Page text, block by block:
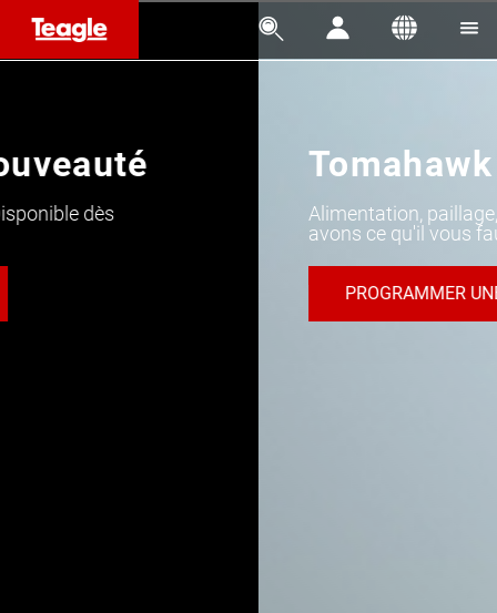
   
Tomahawk C120
Alimentation, paillage, bioénergie : nous
avons ce qu'il vous faut !
PROGRAMMER UNE DÉMO